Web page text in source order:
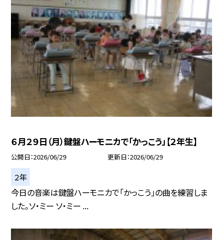
６月２９日（月）鍵盤ハーモニカで「かっこう」【２年生】
公開日 2026/06/29 更新日 2026/06/29
２年
今日の音楽は鍵盤ハーモニカで「かっこう」の曲を練習しま
した。ソ・ミー ソ・ミー ...